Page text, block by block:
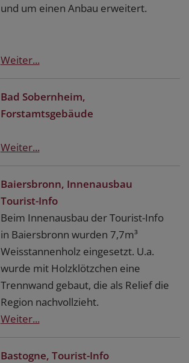
und um einen Anbau erweitert.
Weiter...
Bad Sobernheim,
Forstamtsgebäude
Weiter...
Baiersbronn, Innenausbau
Tourist-Info
Beim Innenausbau der Tourist-Info
in Baiersbronn wurden 7,7m³
Weisstannenholz eingesetzt. U.a.
wurde mit Holzklötzchen eine
Trennwand gebaut, die als Relief die
Region nachvollzieht.
Weiter...
Bastogne, Tourist-Info